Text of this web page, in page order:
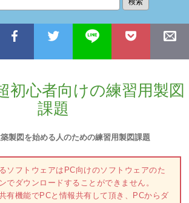
初心者向けの練習用製図
課題
製図を始める人のための練習用製図課題
ソフトウェアはPC向けのソフトウェアのた
でダウンロードすることができません。
有機能でPCと情報共有して頂き、PCからダ